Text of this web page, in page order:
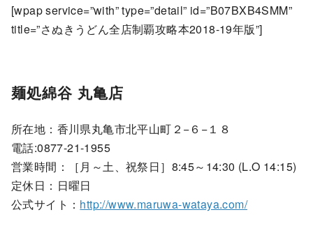
[wpap service=”with” type=”detail” id=”B07BXB4SMM”
title=”さぬきうどん全店制覇攻略本2018-19年版”]
麺処綿谷 丸亀店
所在地：香川県丸亀市北平山町２−６−１８
電話:0877-21-1955
営業時間：［月～土、祝祭日］8:45～14:30 (L.O 14:15)
定休日：日曜日
公式サイト： http://www.maruwa-wataya.com/